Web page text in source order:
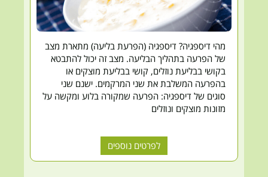
מהי דיספגיה? דיספגיה (הפרעת בליעה) מתארת מצב
של הפרעה בתהליך הבליעה. מצב זה יכול להתבטא
בקושי בבליעת נוזלים, קושי בבליעת מוצקים או
בהפרעה המשלבת את שני המרקמים. ישנם שני
סוגים של דיספגיה: הפרעה שמקורה בלוע ומקשה על
מזונות מוצקים ונוזלים
לפרטים נוספים